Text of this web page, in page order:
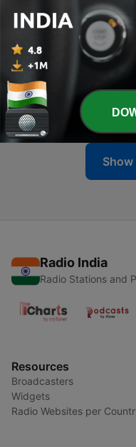
Delete ਕਰਣ ਤੋਂ ਬਾਅਦ
26 Aug 2021
12 - Delta Plus ਕੋਰੋਨਾ ਦਾ ਨਵਾਂ
26 Aug 2021
11 - Mansa Musa - ਦੁਨੀਆ
26 Aug 2021
Radio India
Radio Stations and
Resources
Broadcasters
Widgets
Radio Websites per